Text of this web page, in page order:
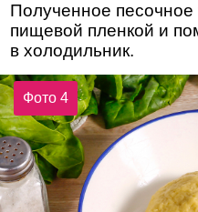
Полученное песочное
пищевой пленкой и
в холодильник.
Фото 4